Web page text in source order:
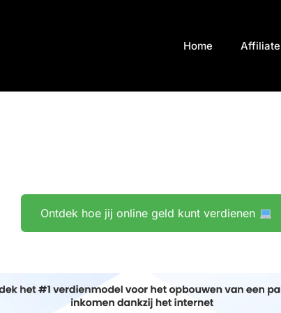
Home Affiliate
Ontdek hoe jij online geld kunt verdienen